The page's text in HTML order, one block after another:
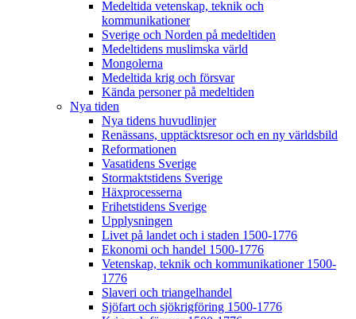
Medeltida vetenskap, teknik och
kommunikationer
Sverige och Norden på medeltiden
Medeltidens muslimska värld
Mongolerna
Medeltida krig och försvar
Kända personer på medeltiden
Nya tiden
Nya tidens huvudlinjer
Renässans, upptäcktsresor och en ny världsbild
Reformationen
Vasatidens Sverige
Stormaktstidens Sverige
Häxprocesserna
Frihetstidens Sverige
Upplysningen
Livet på landet och i staden 1500-1776
Ekonomi och handel 1500-1776
Vetenskap, teknik och kommunikationer 1500-
1776
Slaveri och triangelhandel
Sjöfart och sjökrigföring 1500-1776